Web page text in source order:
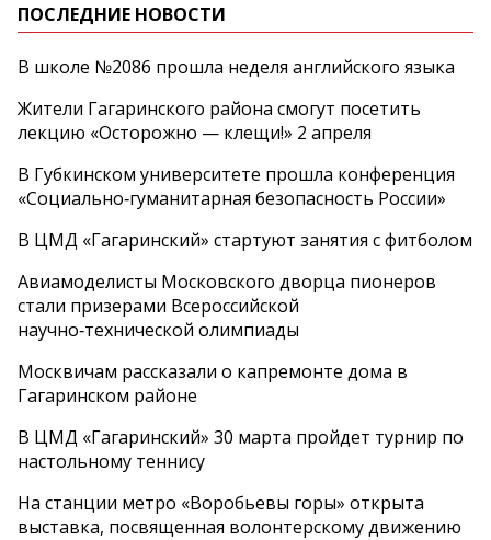
ПОСЛЕДНИЕ НОВОСТИ
В школе №2086 прошла неделя английского языка
Жители Гагаринского района смогут посетить
лекцию «Осторожно — клещи!» 2 апреля
В Губкинском университете прошла конференция
«Социально‑гуманитарная безопасность России»
В ЦМД «Гагаринский» стартуют занятия с фитболом
Авиамоделисты Московского дворца пионеров
стали призерами Всероссийской
научно‑технической олимпиады
Москвичам рассказали о капремонте дома в
Гагаринском районе
В ЦМД «Гагаринский» 30 марта пройдет турнир по
настольному теннису
На станции метро «Воробьевы горы» открыта
выставка, посвященная волонтерскому движению